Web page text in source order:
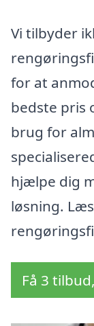
Vi tilbyder
for at
bedste pris
brug for
hjælpe dig
løsning.
Få 3